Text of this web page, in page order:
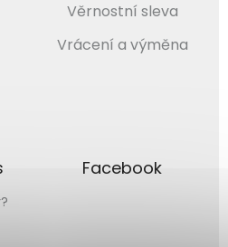
Věrnostní sleva
Vrácení a výměna
Facebook